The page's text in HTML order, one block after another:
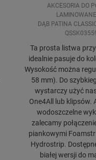
AKCESORIA DO
DĄB PATINA
Ta prosta listwa
idealnie pasuje do
Wysokość można
58 mm). Do
wystarczy użyć
One4All lub klipsów.
wodoszczelne
zalecamy
piankowymi
Hydrostrip.
białej wersji do